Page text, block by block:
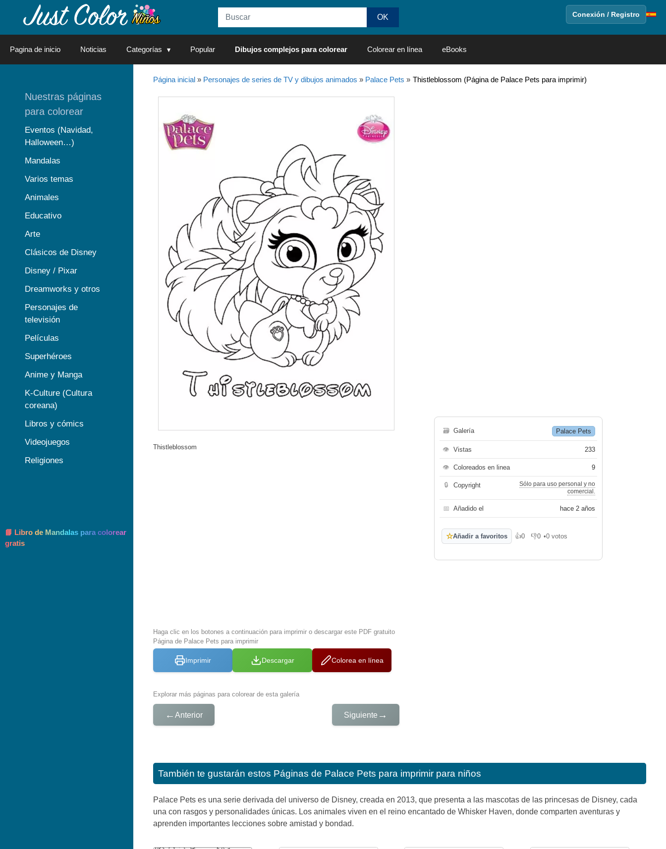
Conexión / Registro
Pagina de inicio Noticias Categorías Popular Dibujos complejos para colorear Colorear en línea eBooks
Página inicial» Personajes de series de TV y dibujos animados » Palace Pets » Thistleblossom (Página de Palace Pets para imprimir)
Thistleblossom
Haga clic en los botones a continuación para imprimir o descargar este PDF gratuito
Página de Palace Pets para imprimir
Imprimir Descargar Colorea en línea
Explorar más páginas para colorear de esta galería
← Anterior Siguiente →
🗃 Galería Palace Pets
👁 Vistas 233
👁 Coloreados en linea 9
🔒 Copyright
Sólo para uso personal y no
comercial.
📅 Añadido el hace 2 años
☆Añadir a favoritos 👍0
Me gusta
👎0
No me gusta
•0 votos
También te gustarán estos Páginas de Palace Pets para imprimir para niños
Palace Pets es una serie derivada del universo de Disney, creada en 2013, que presenta a las mascotas de las princesas de Disney, cada
una con rasgos y personalidades únicas. Los animales viven en el reino encantado de Whisker Haven, donde comparten aventuras y
aprenden importantes lecciones sobre amistad y bondad.
Nuestras páginas
para colorear
Eventos (Navidad,
Halloween…)
Mandalas
Varios temas
Animales
Educativo
Arte
Clásicos de Disney
Disney / Pixar
Dreamworks y otros
Personajes de
televisión
Películas
Superhéroes
Anime y Manga
K-Culture (Cultura
coreana)
Libros y cómics
Videojuegos
Religiones
📘 Libro de Mandalas para colorear
gratis